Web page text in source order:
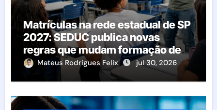
Matrículas na rede estadual de SP
2027: SEDUC publica novas
regras que mudam formação de
classes e transferências
Mateus Rodrigues Felix jul 30, 2026